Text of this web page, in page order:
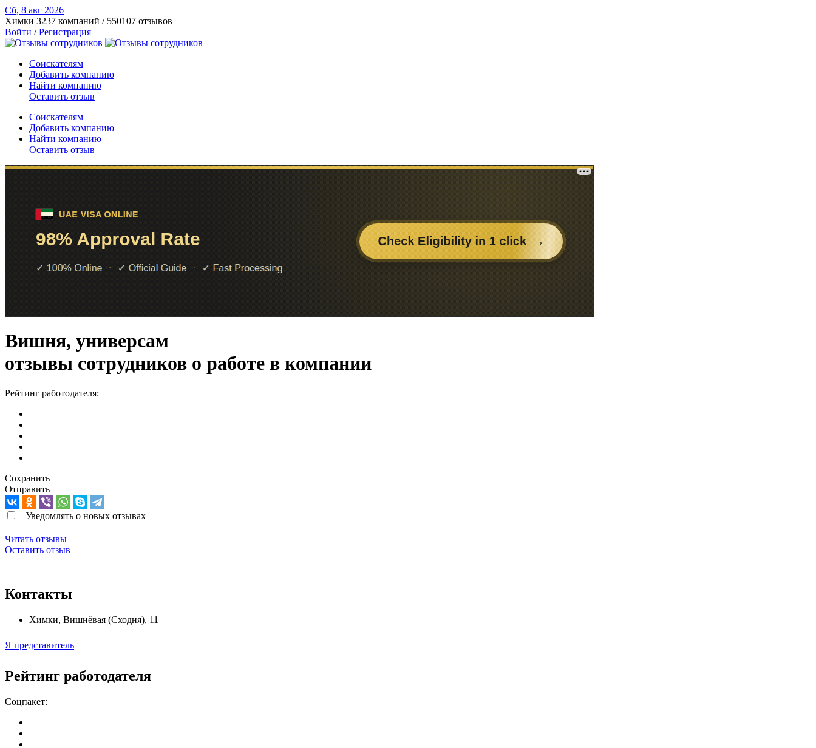
Сб, 8 авг 2026
Химки 3237 компаний / 550107 отзывов
Войти /Регистрация
Соискателям
Добавить компанию
Найти компанию
Оставить отзыв
Соискателям
Добавить компанию
Найти компанию
Оставить отзыв
Вишня, универсам
отзывы сотрудников о работе в компании
Рейтинг работодателя:
Сохранить
Отправить
Уведомлять о новых отзывах
Читать отзывы
Оставить отзыв
Контакты
Химки, Вишнёвая (Сходня), 11
Я представитель
Рейтинг работодателя
Соцпакет: